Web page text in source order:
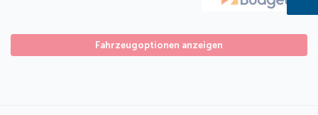
Fahrzeugoptionen anzeigen